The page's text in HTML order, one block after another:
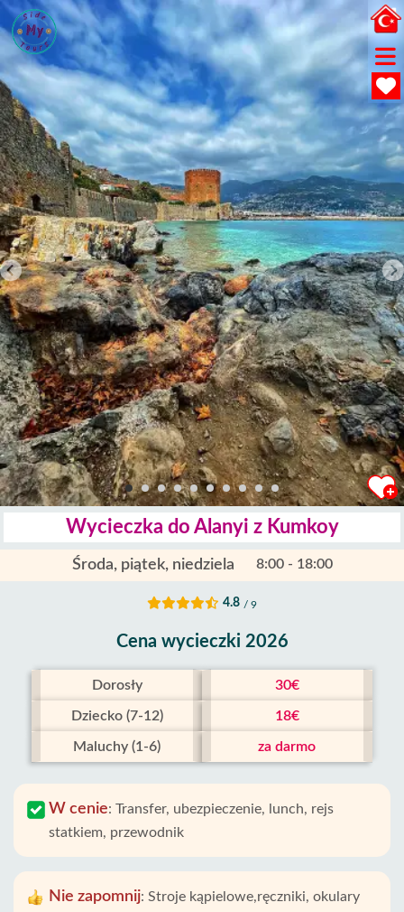
Wycieczka do Alanyi z Kumkoy
Środa, piątek, niedziela 8:00 - 18:00
4.8 / 9
Cena wycieczki 2026
Dorosły 30€
Dziecko (7-12) 18€
Maluchy (1-6) za darmo
W cenie: Transfer, ubezpieczenie, lunch, rejs
statkiem, przewodnik
Nie zapomnij: Stroje kąpielowe,ręczniki, okulary